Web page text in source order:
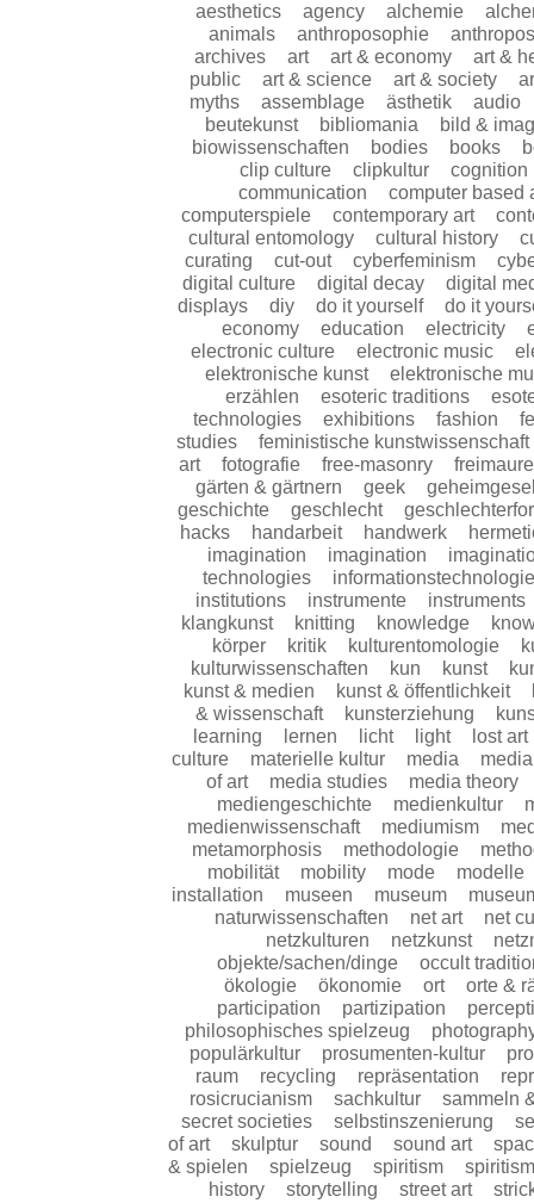
aesthetics
agency alchemie
animals
anthroposophie
archives
art art & economy
art &
public
art & science art & society
myths
assemblage ästhetik
audio
beutekunst
bibliomania
bild &
biowissenschaften
bodies books
clip culture
clipkultur
cognition
communication
computer based
computerspiele
contemporary art
cultural entomology
cultural history
curating
cut-out cyberfeminism
digital culture
digital decay
digital
displays
diy do it yourself
do it
economy
education electricity
electronic culture
electronic music
elektronische kunst
elektronische
erzählen
esoteric traditions
technologies
exhibitions fashion
studies
feministische kunstwissenschaft
art
fotografie free-masonry
gärten & gärtnern
geek
geschichte
geschlecht
hacks
handarbeit handwerk
imagination
imagination
technologies
institutions
instrumente
instruments
klangkunst
knitting knowledge
körper
kritik kulturentomologie
kulturwissenschaften
kun kunst
kunst & medien
kunst & öffentlichkeit
& wissenschaft
kunsterziehung
learning
lernen licht light
lost art
culture
materielle kultur media
of art
media studies
media theory
mediengeschichte
medienkultur
medienwissenschaft
mediumism
metamorphosis
methodologie
mobilität
mobility mode
modelle
installation
museen museum
naturwissenschaften
net art
net
netzkulturen
netzkunst
objekte/sachen/dinge
occult
ökologie
ökonomie ort
orte &
participation
partizipation
philosophisches spielzeug
populärkultur
prosumenten-kultur
raum
recycling repräsentation
rosicrucianism
sachkultur
sammeln
secret societies
selbstinszenierung
of art
skulptur sound sound art
& spielen
spielzeug spiritism
history
storytelling street art